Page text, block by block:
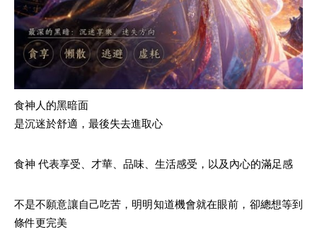
食神人的黑暗面
是沉迷於舒適，最後失去進取心
食神 代表享受、才華、品味、生活感受，以及內心的滿足感
不是不願意讓自己吃苦，明明知道機會就在眼前，卻總想等到
條件更完美